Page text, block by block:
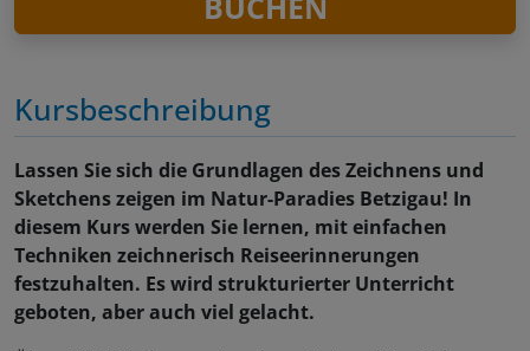
Kursbeschreibung
Lassen Sie sich die Grundlagen des Zeichnens und
Sketchens zeigen im Natur-Paradies Betzigau! In
diesem Kurs werden Sie lernen, mit einfachen
Techniken zeichnerisch Reiseerinnerungen
festzuhalten. Es wird strukturierter Unterricht
geboten, aber auch viel gelacht.